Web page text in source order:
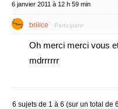
6 janvier 2011 à 12 h 59 min
briiice Participant
Oh merci merci vous
mdrrrrrr
6 sujets de 1 à 6 (sur un total de